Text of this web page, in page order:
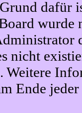
dafür
wurde
nicht
Weitere
Ende jeder